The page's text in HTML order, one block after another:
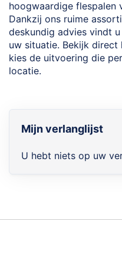
hoogwaardige flespalen
Dankzij ons ruime
deskundig advies vindt
uw situatie. Bekijk
kies de uitvoering die
locatie.
Mijn verlanglijst
U hebt niets op uw